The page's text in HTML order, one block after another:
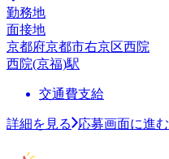
勤務地
面接地
京都府京都市右京区西院
西院(京福)駅
交通費支給
詳細を見る 応募画面に進む